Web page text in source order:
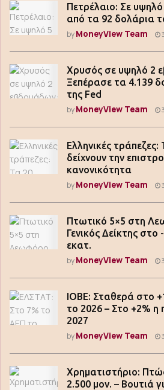
Πετρέλαιο: Σε
από τα 92 δολάρια
byMoneyView Team
Χρυσός σε υψηλό 2
Ξεπέρασε τα 4.139
της Fed
byMoneyView Team
Ελληνικές
δείχνουν την
κανονικότητα
byMoneyView Team
Πτωτικό 5×5 στη
Γενικός Δείκτης στο
εκατ.
byMoneyView Team
ΙΟΒΕ: Σταθερά στο
το 2026 – Στο +2% η
2027
byMoneyView Team
Χρηματιστήριο:
2.500 μον. – Βουτιά